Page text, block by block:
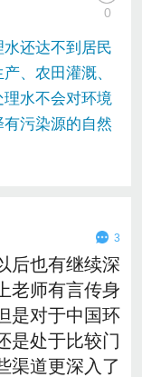
0
还达不到居民
、农田灌溉、
水不会对环境
污染源的自然
3
后也有继续深
老师有言传身
是对于中国环
是处于比较门
渠道更深入了